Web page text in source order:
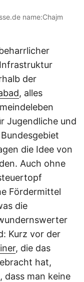
name:Chajm
der
, alles
Jugendliche und
die Idee von
Auch ohne
Fördermittel
die
Kurz vor der
, die das
hat,
dass man keine